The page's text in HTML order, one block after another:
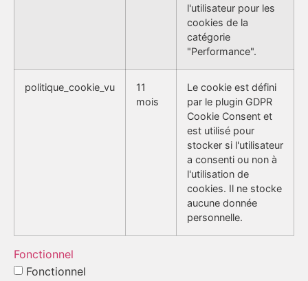
l'utilisateur pour les
cookies de la
catégorie
"Performance".
politique_cookie_vu
11
mois
Le cookie est défini
par le plugin GDPR
Cookie Consent et
est utilisé pour
stocker si l'utilisateur
a consenti ou non à
l'utilisation de
cookies. Il ne stocke
aucune donnée
personnelle.
Fonctionnel
Fonctionnel